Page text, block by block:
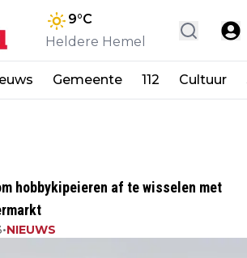
9°C
Heldere Hemel
Gemeente 112 Cultuur
hobbykipeieren af te wisselen met
•NIEUWS